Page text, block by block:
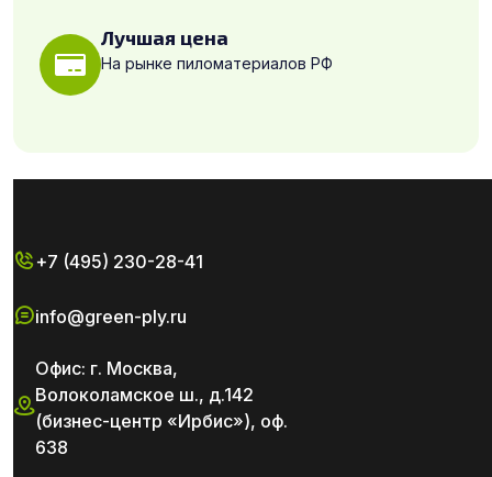
Лучшая цена
На рынке пиломатериалов РФ
+7 (495) 230-28-41
info@green-ply.ru
Офис: г. Москва,
Волоколамское ш., д.142
(бизнес-центр «Ирбис»), оф.
638